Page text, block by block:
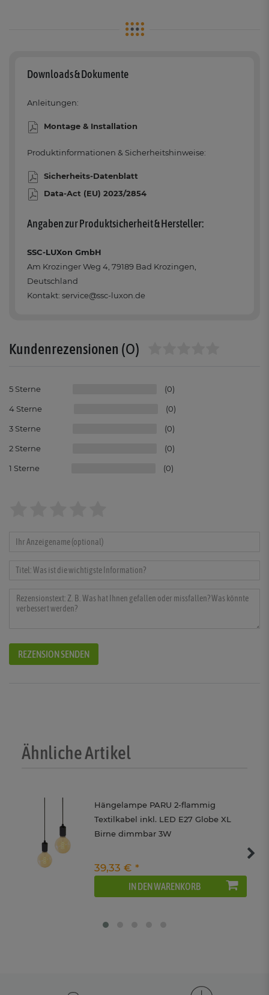
Downloads & Dokumente
Anleitungen:
Montage & Installation
Produktinformationen & Sicherheitshinweise:
Sicherheits-Datenblatt
Data-Act (EU) 2023/2854
Angaben zur Produktsicherheit & Hersteller:
SSC-LUXon GmbH
Am Krozinger Weg 4, 79189 Bad Krozingen,
Deutschland
Kontakt: service@ssc-luxon.de
Kundenrezensionen (0)
5 0
4 0
3 0
2 0
1 0
REZENSION SENDEN
Ähnliche Artikel
Hängelampe PARU 2-flammig
Textilkabel inkl. LED E27 Globe XL
Birne dimmbar 3W
39,33 € *
IN DEN WARENKORB